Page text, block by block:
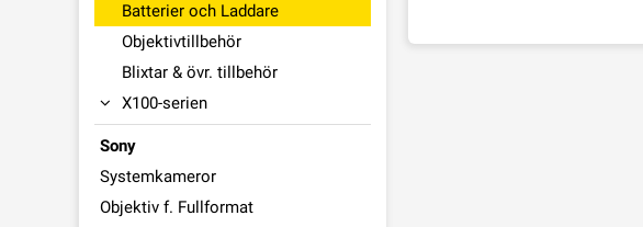
Batterier och Laddare
Objektivtillbehör
Blixtar & övr. tillbehör
X100-serien
Sony
Systemkameror
Objektiv f. Fullformat